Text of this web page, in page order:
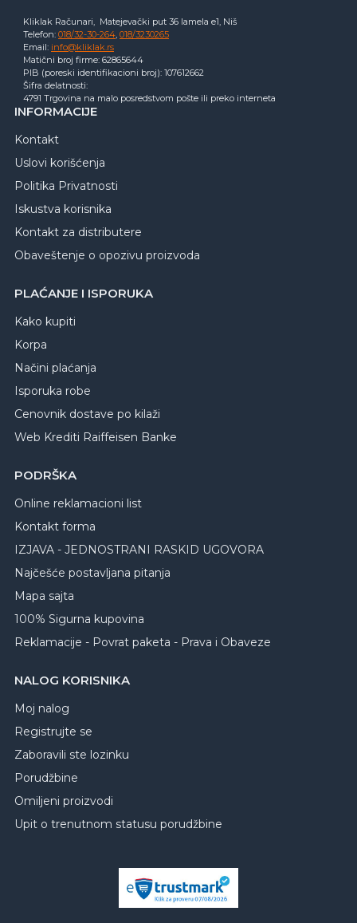
Kliklak Računari, Matejevački put 36 lamela e1, Niš
Telefon: 018/32-30-264, 018/3230265
Email: info@kliklak.rs
Matični broj firme: 62865644
PIB (poreski identifikacioni broj): 107612662
Šifra delatnosti:
4791 Trgovina na malo posredstvom pošte ili preko interneta
INFORMACIJE
Kontakt
Uslovi korišćenja
Politika Privatnosti
Iskustva korisnika
Kontakt za distributere
Obaveštenje o opozivu proizvoda
PLAĆANJE I ISPORUKA
Kako kupiti
Korpa
Načini plaćanja
Isporuka robe
Cenovnik dostave po kilaži
Web Krediti Raiffeisen Banke
PODRŠKA
Online reklamacioni list
Kontakt forma
IZJAVA - JEDNOSTRANI RASKID UGOVORA
Najčešće postavljana pitanja
Mapa sajta
100% Sigurna kupovina
Reklamacije - Povrat paketa - Prava i Obaveze
NALOG KORISNIKA
Moj nalog
Registrujte se
Zaboravili ste lozinku
Porudžbine
Omiljeni proizvodi
Upit o trenutnom statusu porudžbine